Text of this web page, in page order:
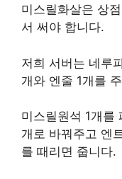
미스릴화살은 상
서 써야 합니다.
저희 서버는 네루
개와 엔줄 1개를
미스릴원석 1개를
개로 바꿔주고 엔
를 때리면 줍니다.